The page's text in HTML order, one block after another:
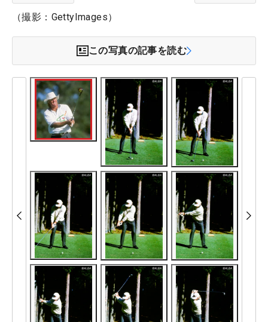
（撮影：GettyImages）
この写真の記事を読む